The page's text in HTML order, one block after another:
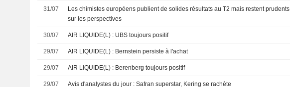
31/07
Les chimistes européens publient de solides résultats au T2 mais restent prudents
sur les perspectives
30/07 AIR LIQUIDE(L) : UBS toujours positif
29/07 AIR LIQUIDE(L) : Bernstein persiste à l'achat
29/07 AIR LIQUIDE(L) : Berenberg toujours positif
29/07 Avis d'analystes du jour : Safran superstar, Kering se rachète